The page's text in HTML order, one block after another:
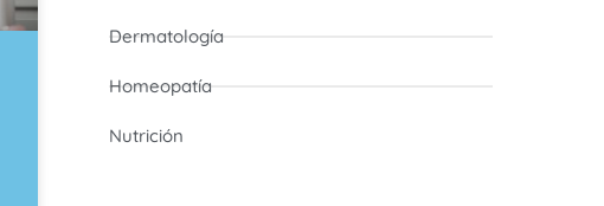
Dermatología
Homeopatía
Nutrición